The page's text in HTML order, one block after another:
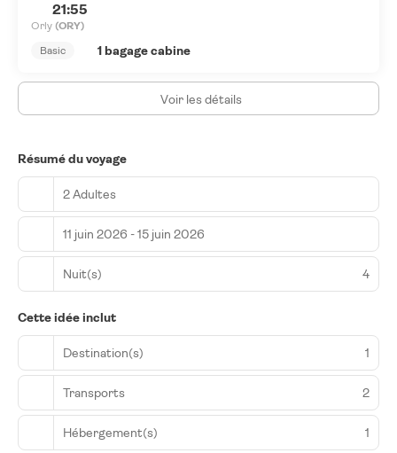
21:55
Orly (ORY)
Basic
1 bagage cabine
Voir les détails
Résumé du voyage
2 Adultes
11 juin 2026 - 15 juin 2026
Nuit(s) 4
Cette idée inclut
Destination(s) 1
Transports 2
Hébergement(s) 1